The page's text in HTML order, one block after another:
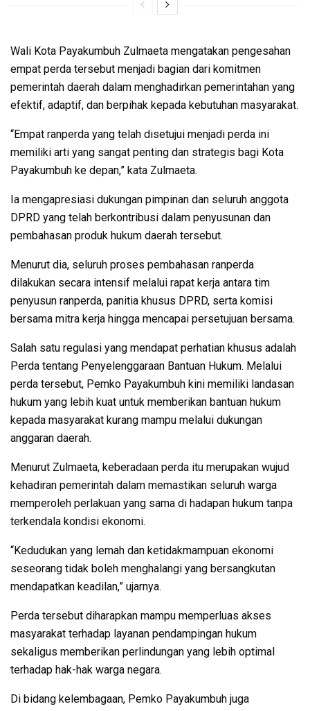
Wali Kota Payakumbuh Zulmaeta mengatakan pengesahan
empat perda tersebut menjadi bagian dari komitmen
pemerintah daerah dalam menghadirkan pemerintahan yang
efektif, adaptif, dan berpihak kepada kebutuhan masyarakat.
“Empat ranperda yang telah disetujui menjadi perda ini
memiliki arti yang sangat penting dan strategis bagi Kota
Payakumbuh ke depan,” kata Zulmaeta.
Ia mengapresiasi dukungan pimpinan dan seluruh anggota
DPRD yang telah berkontribusi dalam penyusunan dan
pembahasan produk hukum daerah tersebut.
Menurut dia, seluruh proses pembahasan ranperda
dilakukan secara intensif melalui rapat kerja antara tim
penyusun ranperda, panitia khusus DPRD, serta komisi
bersama mitra kerja hingga mencapai persetujuan bersama.
Salah satu regulasi yang mendapat perhatian khusus adalah
Perda tentang Penyelenggaraan Bantuan Hukum. Melalui
perda tersebut, Pemko Payakumbuh kini memiliki landasan
hukum yang lebih kuat untuk memberikan bantuan hukum
kepada masyarakat kurang mampu melalui dukungan
anggaran daerah.
Menurut Zulmaeta, keberadaan perda itu merupakan wujud
kehadiran pemerintah dalam memastikan seluruh warga
memperoleh perlakuan yang sama di hadapan hukum tanpa
terkendala kondisi ekonomi.
“Kedudukan yang lemah dan ketidakmampuan ekonomi
seseorang tidak boleh menghalangi yang bersangkutan
mendapatkan keadilan,” ujarnya.
Perda tersebut diharapkan mampu memperluas akses
masyarakat terhadap layanan pendampingan hukum
sekaligus memberikan perlindungan yang lebih optimal
terhadap hak-hak warga negara.
Di bidang kelembagaan, Pemko Payakumbuh juga